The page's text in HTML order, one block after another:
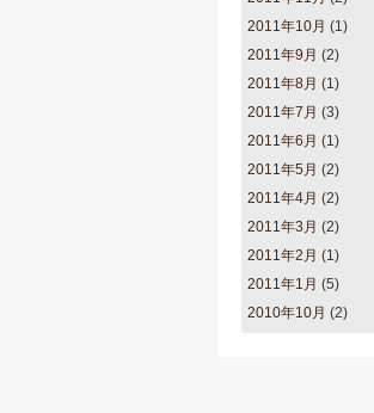
2011年10月 (1)
2011年9月 (2)
2011年8月 (1)
2011年7月 (3)
2011年6月 (1)
2011年5月 (2)
2011年4月 (2)
2011年3月 (2)
2011年2月 (1)
2011年1月 (5)
2010年10月 (2)